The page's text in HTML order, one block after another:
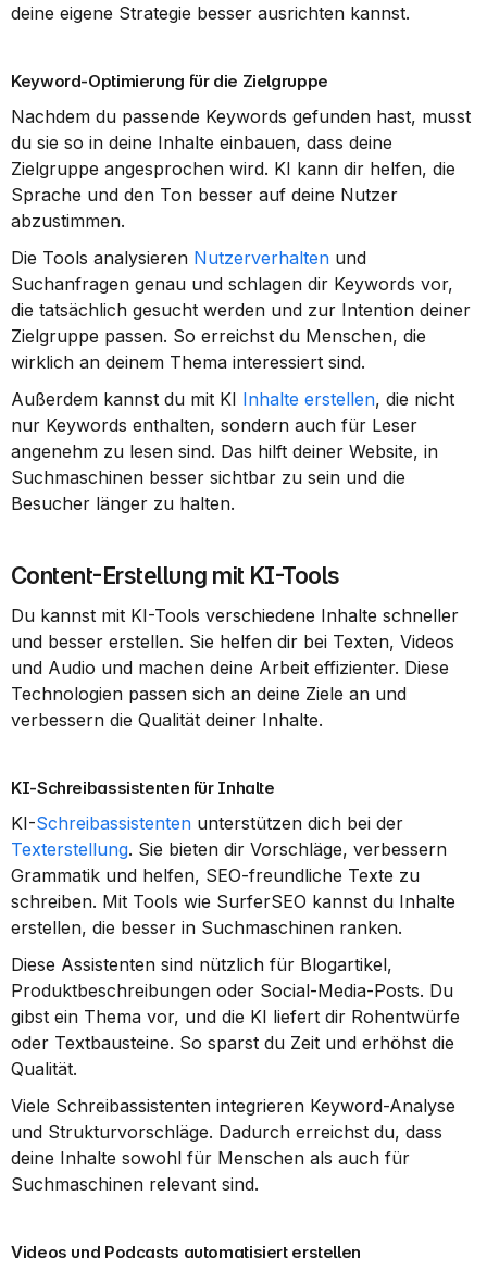
deine eigene Strategie besser ausrichten kannst.
Keyword-Optimierung für die Zielgruppe
Nachdem du passende Keywords gefunden hast, musst
du sie so in deine Inhalte einbauen, dass deine
Zielgruppe angesprochen wird. KI kann dir helfen, die
Sprache und den Ton besser auf deine Nutzer
abzustimmen.
Die Tools analysieren Nutzerverhalten und
Suchanfragen genau und schlagen dir Keywords vor,
die tatsächlich gesucht werden und zur Intention deiner
Zielgruppe passen. So erreichst du Menschen, die
wirklich an deinem Thema interessiert sind.
Außerdem kannst du mit KI Inhalte erstellen, die nicht
nur Keywords enthalten, sondern auch für Leser
angenehm zu lesen sind. Das hilft deiner Website, in
Suchmaschinen besser sichtbar zu sein und die
Besucher länger zu halten.
Content-Erstellung mit KI-Tools
Du kannst mit KI-Tools verschiedene Inhalte schneller
und besser erstellen. Sie helfen dir bei Texten, Videos
und Audio und machen deine Arbeit effizienter. Diese
Technologien passen sich an deine Ziele an und
verbessern die Qualität deiner Inhalte.
KI-Schreibassistenten für Inhalte
KI-Schreibassistenten
Texterstellung. Sie bieten dir Vorschläge, verbessern
Grammatik und helfen, SEO-freundliche Texte zu
schreiben. Mit Tools wie SurferSEO kannst du Inhalte
erstellen, die besser in Suchmaschinen ranken.
Diese Assistenten sind nützlich für Blogartikel,
Produktbeschreibungen oder Social-Media-Posts. Du
gibst ein Thema vor, und die KI liefert dir Rohentwürfe
oder Textbausteine. So sparst du Zeit und erhöhst die
Qualität.
Viele Schreibassistenten integrieren Keyword-Analyse
und Strukturvorschläge. Dadurch erreichst du, dass
deine Inhalte sowohl für Menschen als auch für
Suchmaschinen relevant sind.
Videos und Podcasts automatisiert erstellen